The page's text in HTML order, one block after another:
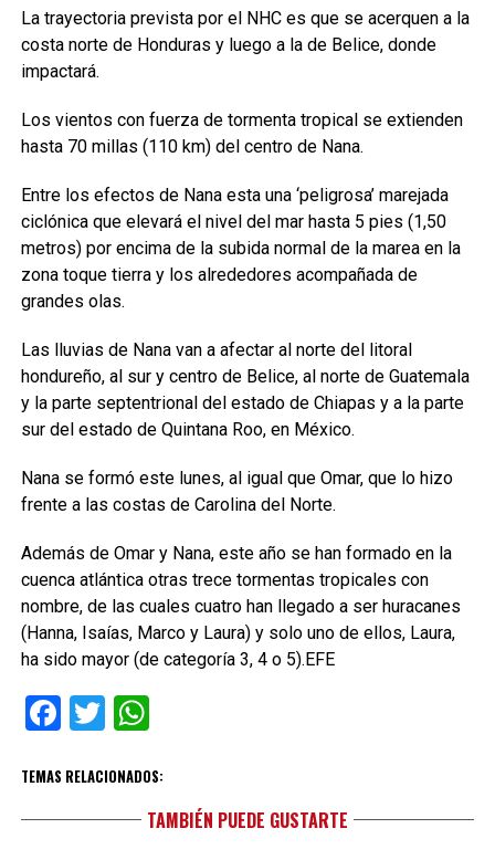
La trayectoria prevista por el NHC es que se acerquen a la
costa norte de Honduras y luego a la de Belice, donde
impactará.
Los vientos con fuerza de tormenta tropical se extienden
hasta 70 millas (110 km) del centro de Nana.
Entre los efectos de Nana esta una ‘peligrosa’ marejada
ciclónica que elevará el nivel del mar hasta 5 pies (1,50
metros) por encima de la subida normal de la marea en la
zona toque tierra y los alrededores acompañada de
grandes olas.
Las lluvias de Nana van a afectar al norte del litoral
hondureño, al sur y centro de Belice, al norte de Guatemala
y la parte septentrional del estado de Chiapas y a la parte
sur del estado de Quintana Roo, en México.
Nana se formó este lunes, al igual que Omar, que lo hizo
frente a las costas de Carolina del Norte.
Además de Omar y Nana, este año se han formado en la
cuenca atlántica otras trece tormentas tropicales con
nombre, de las cuales cuatro han llegado a ser huracanes
(Hanna, Isaías, Marco y Laura) y solo uno de ellos, Laura,
ha sido mayor (de categoría 3, 4 o 5).EFE
Facebook
TwitterWhatsApp
TEMAS RELACIONADOS:
TAMBIÉN PUEDE GUSTARTE